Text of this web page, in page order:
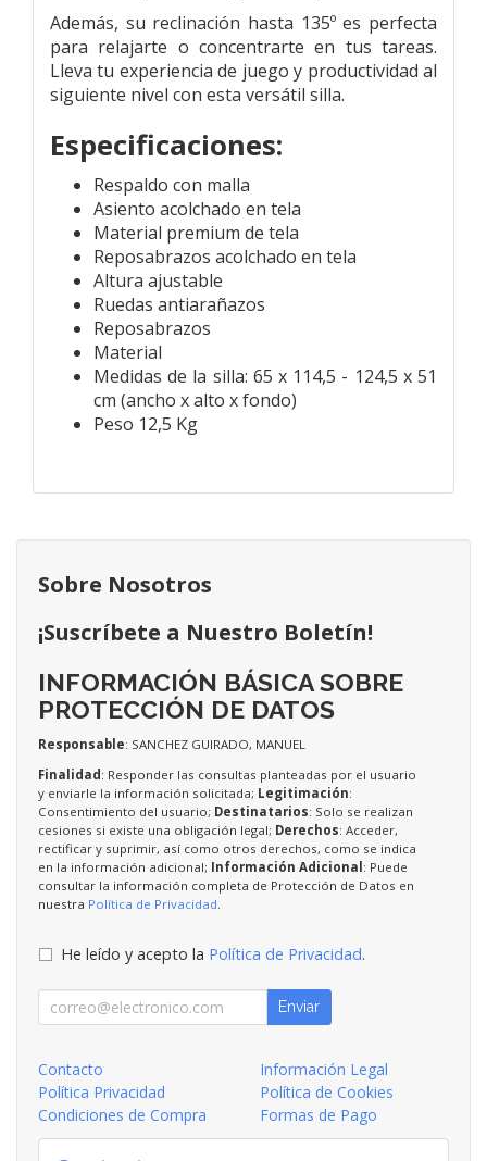
Además, su reclinación hasta 135º es perfecta
para relajarte o concentrarte en tus tareas.
Lleva tu experiencia de juego y productividad al
siguiente nivel con esta versátil silla.
Especificaciones:
Respaldo con malla
Asiento acolchado en tela
Material premium de tela
Reposabrazos acolchado en tela
Altura ajustable
Ruedas antiarañazos
Reposabrazos
Material
Medidas de la silla: 65 x 114,5 - 124,5 x 51
cm (ancho x alto x fondo)
Peso 12,5 Kg
Sobre Nosotros
¡Suscríbete a Nuestro Boletín!
INFORMACIÓN BÁSICA SOBRE
PROTECCIÓN DE DATOS
Responsable: SANCHEZ GUIRADO, MANUEL
Finalidad: Responder las consultas planteadas por el usuario
y enviarle la información solicitada; Legitimación:
Consentimiento del usuario; Destinatarios: Solo se realizan
cesiones si existe una obligación legal; Derechos: Acceder,
rectificar y suprimir, así como otros derechos, como se indica
en la información adicional; Información Adicional: Puede
consultar la información completa de Protección de Datos en
nuestra Política de Privacidad
He leído y acepto la Política de Privacidad.
Enviar
Contacto
Información Legal
Política Privacidad
Política de Cookies
Condiciones de Compra
Formas de Pago